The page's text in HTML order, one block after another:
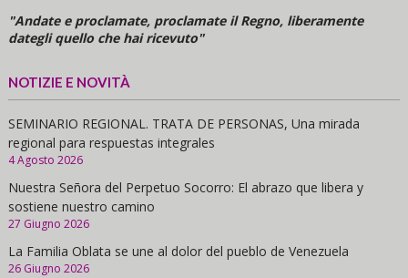
"Andate e proclamate, proclamate il Regno, liberamente
dategli quello che hai ricevuto"
NOTIZIE E NOVITÀ
SEMINARIO REGIONAL. TRATA DE PERSONAS, Una mirada
regional para respuestas integrales
4 Agosto 2026
Nuestra Señora del Perpetuo Socorro: El abrazo que libera y
sostiene nuestro camino
27 Giugno 2026
La Familia Oblata se une al dolor del pueblo de Venezuela
26 Giugno 2026